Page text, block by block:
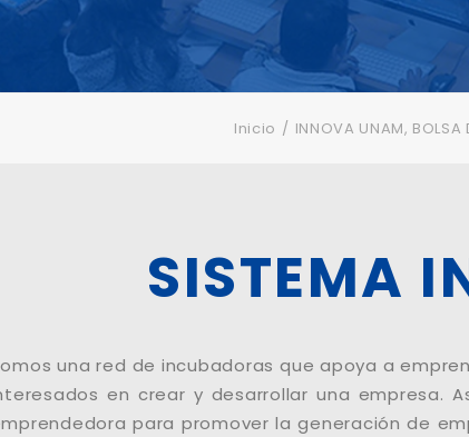
Inicio INNOVA UNAM, BOLSA
SISTEMA
una red de incubadoras que apoya a
en crear y desarrollar una empresa.
para promover la generación de